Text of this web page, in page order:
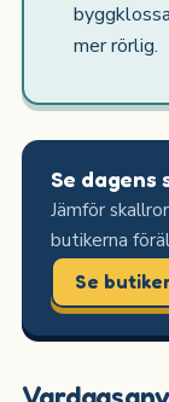
mer rörlig.
Se dagens
Jämför
butikerna
Se